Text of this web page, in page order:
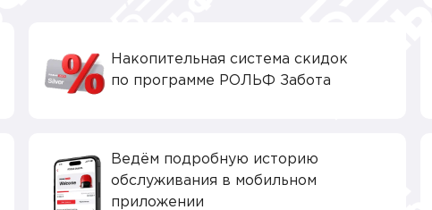
Накопительная система скидок
по программе РОЛЬФ Забота
Ведём подробную историю
обслуживания в мобильном
приложении